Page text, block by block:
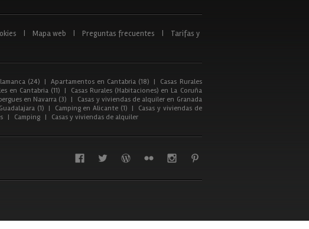
Mapa web Preguntas frecuentes
Tarifas y
(24) | Apartamentos en Cantabria (18) |
Casas Rurales
en Cantabria (11) |
Casas Rurales (Habitaciones) en La Coruña
en Navarra (3) |
Casas y viviendas de alquiler en Granada
(1) | Camping en Alicante (1) |
Casas y viviendas de
| Camping | Casas y viviendas de alquiler